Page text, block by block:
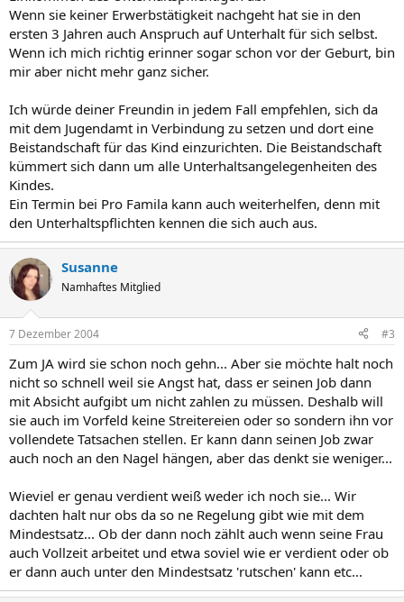
Wenn sie keiner Erwerbstätigkeit nachgeht hat sie in den
ersten 3 Jahren auch Anspruch auf Unterhalt für sich selbst.
Wenn ich mich richtig erinner sogar schon vor der Geburt, bin
mir aber nicht mehr ganz sicher.
Ich würde deiner Freundin in jedem Fall empfehlen, sich da
mit dem Jugendamt in Verbindung zu setzen und dort eine
Beistandschaft für das Kind einzurichten. Die Beistandschaft
kümmert sich dann um alle Unterhaltsangelegenheiten des
Kindes.
Ein Termin bei Pro Famila kann auch weiterhelfen, denn mit
den Unterhaltspflichten kennen die sich auch aus.
Susanne
Namhaftes Mitglied
7 Dezember 2004 #3
Zum JA wird sie schon noch gehn... Aber sie möchte halt noch
nicht so schnell weil sie Angst hat, dass er seinen Job dann
mit Absicht aufgibt um nicht zahlen zu müssen. Deshalb will
sie auch im Vorfeld keine Streitereien oder so sondern ihn vor
vollendete Tatsachen stellen. Er kann dann seinen Job zwar
auch noch an den Nagel hängen, aber das denkt sie weniger...
Wieviel er genau verdient weiß weder ich noch sie... Wir
dachten halt nur obs da so ne Regelung gibt wie mit dem
Mindestsatz... Ob der dann noch zählt auch wenn seine Frau
auch Vollzeit arbeitet und etwa soviel wie er verdient oder ob
er dann auch unter den Mindestsatz 'rutschen' kann etc...